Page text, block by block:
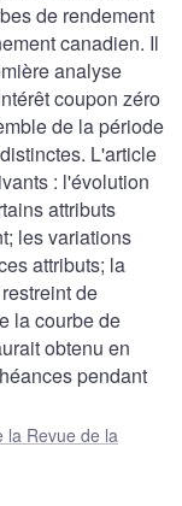
de rendement
canadien. Il
analyse
coupon zéro
de la période
L'article
: l'évolution
attributs
les variations
attributs; la
de
la courbe de
obtenu en
pendant
la Revue de la